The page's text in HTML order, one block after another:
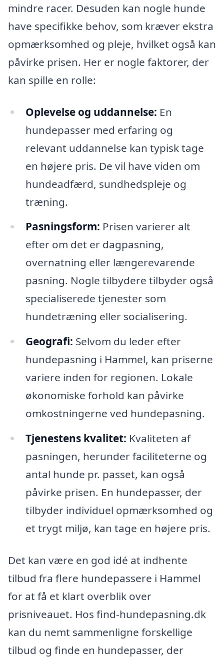
mindre racer. Desuden kan nogle hunde
have specifikke behov, som kræver ekstra
opmærksomhed og pleje, hvilket også kan
påvirke prisen. Her er nogle faktorer, der
kan spille en rolle:
Oplevelse og uddannelse: En
hundepasser med erfaring og
relevant uddannelse kan typisk tage
en højere pris. De vil have viden om
hundeadfærd, sundhedspleje og
træning.
Pasningsform: Prisen varierer alt
efter om det er dagpasning,
overnatning eller længerevarende
pasning. Nogle tilbydere tilbyder også
specialiserede tjenester som
hundetræning eller socialisering.
Geografi: Selvom du leder efter
hundepasning i Hammel, kan priserne
variere inden for regionen. Lokale
økonomiske forhold kan påvirke
omkostningerne ved hundepasning.
Tjenestens kvalitet: Kvaliteten af
pasningen, herunder faciliteterne og
antal hunde pr. passet, kan også
påvirke prisen. En hundepasser, der
tilbyder individuel opmærksomhed og
et trygt miljø, kan tage en højere pris.
Det kan være en god idé at indhente
tilbud fra flere hundepassere i Hammel
for at få et klart overblik over
prisniveauet. Hos find-hundepasning.dk
kan du nemt sammenligne forskellige
tilbud og finde en hundepasser, der